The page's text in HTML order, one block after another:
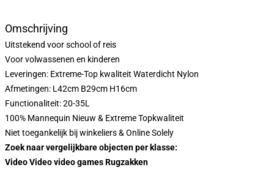
Omschrijving
Uitstekend voor school of reis
Voor volwassenen en kinderen
Leveringen: Extreme-Top kwaliteit Waterdicht Nylon
Afmetingen: L42cm B29cm H16cm
Functionaliteit: 20-35L
100% Mannequin Nieuw & Extreme Topkwaliteit
Niet toegankelijk bij winkeliers & Online Solely
Zoek naar vergelijkbare objecten per klasse:
Video Video video games Rugzakken